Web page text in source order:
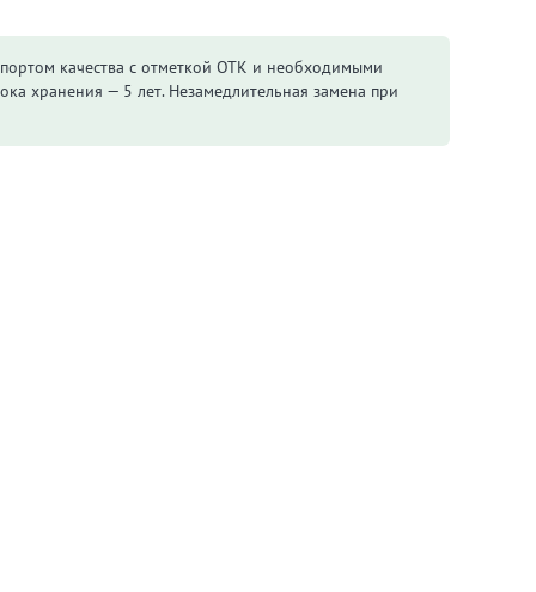
качества с отметкой ОТК и необходимыми
хранения — 5 лет. Незамедлительная замена при